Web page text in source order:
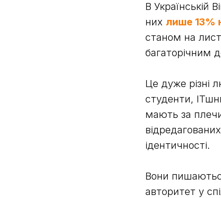
В Українській
них лише 13%
станом на
багаторічним
Це дуже різні
студенти,
мають за
ідентичності.
Вони
авторитет у